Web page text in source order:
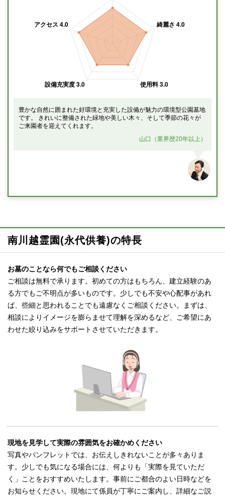
豊かな自然に囲まれた好環境と充実した設備が魅力の環境型公園墓地
です。 きれいに整備された緑地や美しい木々、そして季節の花々が
ご来園者を迎えてくれます。
山口（業界歴20年以上）
南川越霊園(永代供養)の特長
お墓のことなら何でもご相談ください
ご相談は無料で承ります。初めての方はもちろん、建立経験のあ
る方でもご不明点が多いものです。少しでも不安や心配事があれ
ば、些細と思われることでも遠慮なくご相談ください。まずは、
相談によりイメージを膨らませて理解を深めるなど、ご希望にあ
わせた絞り込みをサポートさせていただきます。
現地を見学して実際の雰囲気をお確かめください
写真やパンフレットでは、お伝えしきれないことが多々ありま
す。少しでも気になる場合には、何よりも「実際を見ていただ
く」ことをおすすめいたします。事前にご都合のよい日時などを
お知らせください。現地にて係員が丁寧にご案内し、詳細なご説